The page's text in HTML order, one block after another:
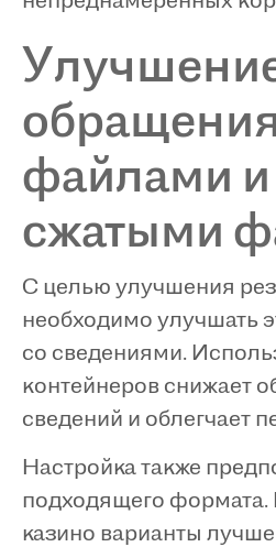
файлами и
сжатыми
С целью улучшения
необходимо улучшать
со сведениями.
контейнеров снижает
сведений и облегчает
Настройка также
подходящего формата.
казино варианты